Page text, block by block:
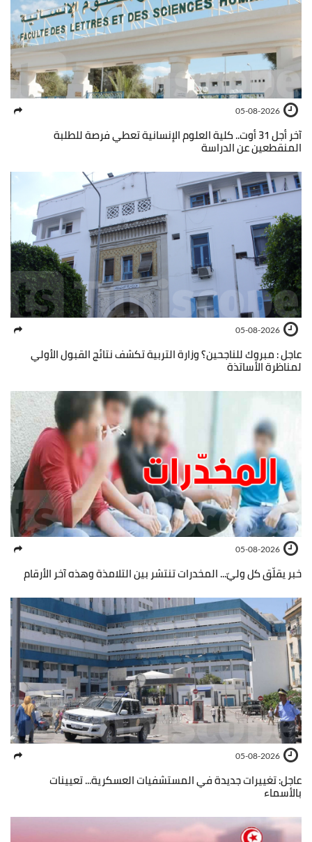
05-08-2026
آخر أجل 31 أوت.. كلية العلوم الإنسانية تعطي فرصة للطلبة
المنقطعين عن الدراسة
05-08-2026
عاجل : مبروك للناجحين؟ وزارة التربية تكشف نتائج القبول الأولي
لمناظرة الأساتذة
05-08-2026
خبر يقلّق كل وليّ... المخدرات تنتشر بين التلامذة وهذه آخر الأرقام
05-08-2026
عاجل: تغييرات جديدة في المستشفيات العسكرية... تعيينات
بالأسماء